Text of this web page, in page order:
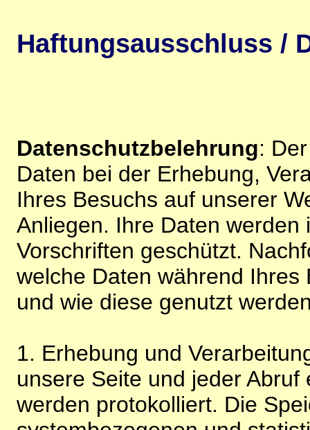
Haftungsausschluss /
Datenschutzbelehrung:
Daten bei der Erhebung,
Ihres Besuchs auf unserer
Anliegen. Ihre Daten
Vorschriften geschützt.
welche Daten während
und wie diese genutzt
1. Erhebung und
unsere Seite und jeder
werden protokolliert. Die